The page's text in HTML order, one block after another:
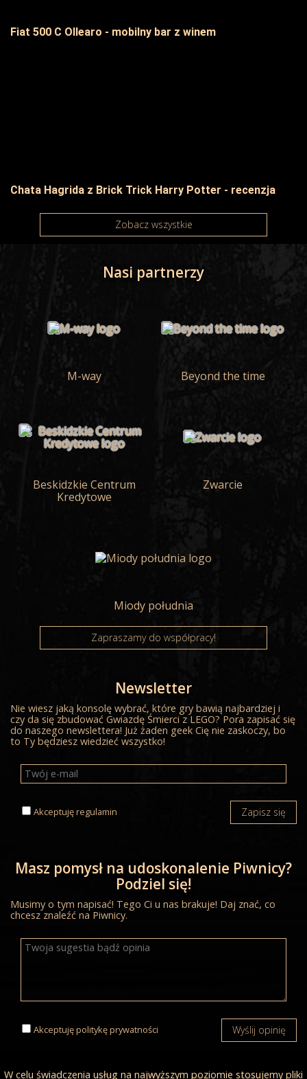
Fiat 500 C Ollearo - mobilny bar z winem
Chata Hagrida z Brick Trick Harry Potter - recenzja
Zobacz wszystkie
Nasi partnerzy
M-way Beyond the time
Beskidzkie Centrum
Kredytowe
Zwarcie
Miody południa
Zapraszamy do współpracy!
Newsletter
Nie wiesz jaką konsolę wybrać, które gry bawią najbardziej i
czy da się zbudować Gwiazdę Śmierci z LEGO? Pora zapisać się
do naszego newslettera! Już żaden geek Cię nie zaskoczy, bo
to Ty będziesz wiedzieć wszystko!
Akceptujęregulamin Zapisz się
Masz pomysł na udoskonalenie Piwnicy?
Podziel się!
Musimy o tym napisać! Tego Ci u nas brakuje! Daj znać, co
chcesz znaleźć na Piwnicy.
Akceptujępolitykę prywatności Wyślij opinię
W celu świadczenia usług na najwyższym poziomie stosujemy pliki